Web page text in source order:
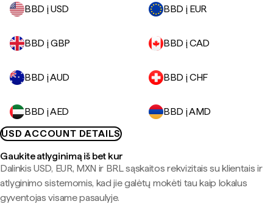
BBD į USD
BBD į EUR
BBD į GBP BBD į CAD
BBD į AUD BBD į CHF
BBD į AED
BBD į AMD
USD ACCOUNT DETAILS
Gaukite atlyginimą iš bet kur
Dalinkis USD, EUR, MXN ir BRL sąskaitos rekvizitais su klientais ir
atlyginimo sistemomis, kad jie galėtų mokėti tau kaip lokalus
gyventojas visame pasaulyje.